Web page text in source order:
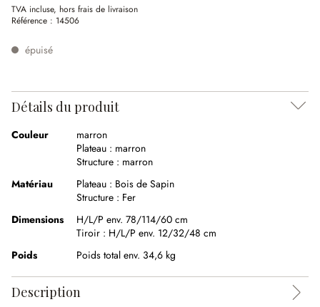
TVA incluse, hors frais de livraison
Référence : 14506
épuisé
Détails du produit
Couleur
marron
Plateau : marron
Structure : marron
Matériau
Plateau : Bois de Sapin
Structure : Fer
Dimensions
H/L/P env. 78/114/60 cm
Tiroir : H/L/P env. 12/32/48 cm
Poids
Poids total env. 34,6 kg
Description